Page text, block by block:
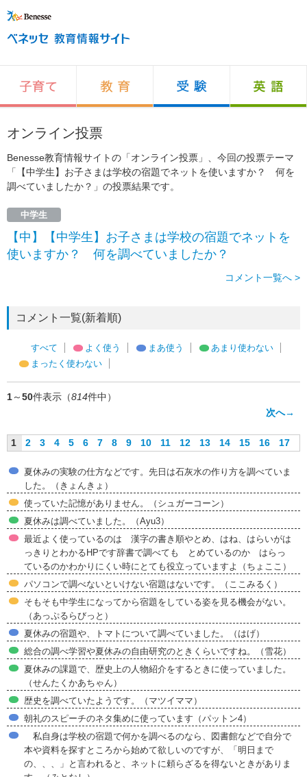
オンライン投票
Benesse教育情報サイトの「オンライン投票」、今回の投票テーマ
「【中学生】お子さまは学校の宿題でネットを使いますか？ 何を
調べていましたか？」の投票結果です。
中学生
【中】【中学生】お子さまは学校の宿題でネットを
使いますか？ 何を調べていましたか？
コメント一覧へ >
コメント一覧(新着順)
すべて よく使う まあ使う
あまり使わない
まったく使わない
1～50件表示（814件中）
次へ→
1 2 3 4 5 6 7 8 9 10 11 12 13 14 15 16 17
夏休みの実験の仕方などです。先日は石灰水の作り方を調べていま
した。（きょんきょ）
使っていた記憶がありません。（シュガーコーン）
夏休みは調べていました。（Ayu3）
最近よく使っているのは 漢字の書き順やとめ、はね、はらいがは
っきりとわかるHPです辞書で調べても とめているのか はらっ
ているのかわかりにくい時にとても役立っていますよ（ちょここ）
パソコンで調べないといけない宿題はないです。（ここみるく）
そもそも中学生になってから宿題をしている姿を見る機会がない。
（あっぷるらびっと）
夏休みの宿題や、トマトについて調べていました。（はげ）
総合の調べ学習や夏休みの自由研究のときくらいですね。（雪花）
夏休みの課題で、歴史上の人物紹介をするときに使っていました。
（せんたくかあちゃん）
歴史を調べていたようです。（マツイママ）
朝礼のスピーチのネタ集めに使っています（パットン4）
私自身は学校の宿題で何かを調べるのなら、図書館などで自分で
本や資料を探すところから始めて欲しいのですが、「明日まで
の、、、」と言われると、ネットに頼らざるを得ないときがありま